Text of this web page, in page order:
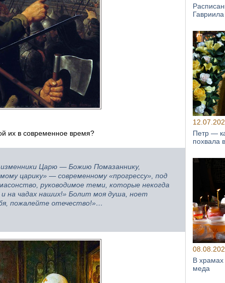
их в современное время?
Царю — Божию Помазаннику,
царику» — современному «прогрессу», под
руководимое теми, которые некогда
и на чадах наших!» Болит моя душа, ноет
пожалейте отечество!»…
Петр —
похвала
В храмах
меда